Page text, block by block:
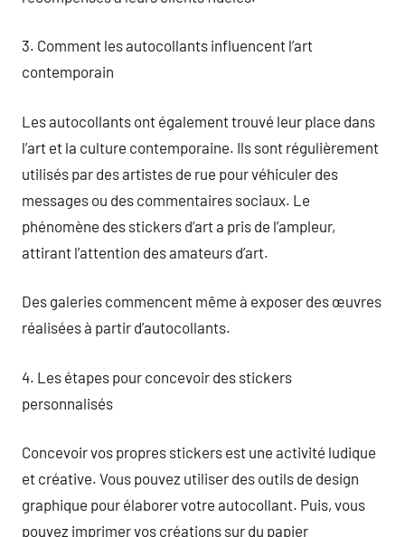
3. Comment les autocollants influencent l’art
contemporain
Les autocollants ont également trouvé leur place dans
l’art et la culture contemporaine. Ils sont régulièrement
utilisés par des artistes de rue pour véhiculer des
messages ou des commentaires sociaux. Le
phénomène des stickers d’art a pris de l’ampleur,
attirant l’attention des amateurs d’art.
Des galeries commencent même à exposer des œuvres
réalisées à partir d’autocollants.
4. Les étapes pour concevoir des stickers
personnalisés
Concevoir vos propres stickers est une activité ludique
et créative. Vous pouvez utiliser des outils de design
graphique pour élaborer votre autocollant. Puis, vous
pouvez imprimer vos créations sur du papier